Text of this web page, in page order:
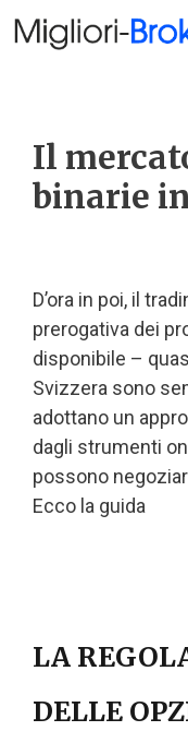
Il
binarie
D’ora in poi, il
prerogativa dei
disponibile –
Svizzera sono
adottano un
dagli strumenti
possono
Ecco la guida
LA
DELLE